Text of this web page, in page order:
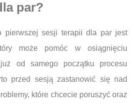
par?
pierwszej sesji terapii dla par jest
może pomóc w osiągnięciu
od samego początku procesu
przed sesją zastanowić się nad
które chcecie poruszyć oraz